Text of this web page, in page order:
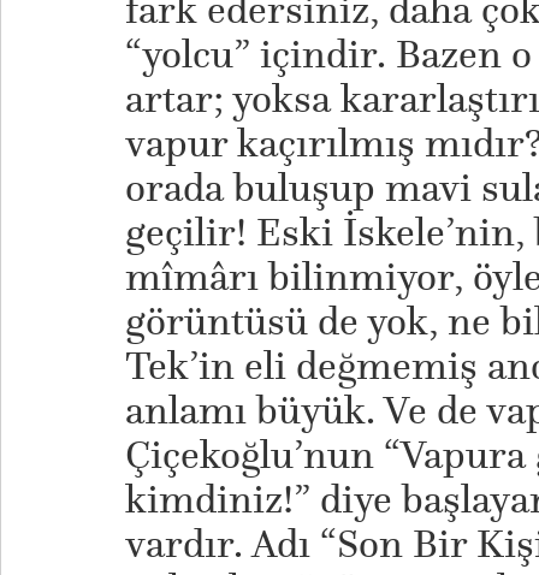
fark edersiniz, daha
“yolcu” içindir. Bazen
artar; yoksa
vapur kaçırılmış
orada buluşup mavi
geçilir! Eski
mîmârı bilinmiyor,
görüntüsü de yok, ne
Tek’in eli değmemiş
anlamı büyük. Ve de
Çiçekoğlu’nun
kimdiniz!” diye
vardır. Adı “Son Bir